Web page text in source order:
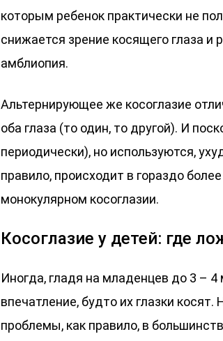
которым ребенок практически не
снижается зрение косящего глаза и
амблиопия.
Альтернирующее же косоглазие
оба глаза (то один, то другой). И
периодически), но используются,
правило, происходит в гораздо
монокулярном косоглазии.
Косоглазие у детей: где
Иногда, гладя на младенцев до 3 –
впечатление, будто их глазки
проблемы, как правило, в